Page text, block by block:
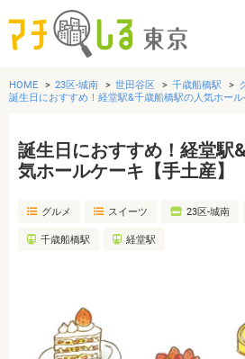
グルメ
美容・健康
おでかけ
HOME 23区-城南 世田谷区 千歳船橋駅
誕生日におすすめ！経堂駅&千歳船橋駅の人気ホール
誕生日におすすめ！経堂駅
気ホールケーキ【手土産】
グルメ スイーツ 23区-城南
千歳船橋駅 経堂駅